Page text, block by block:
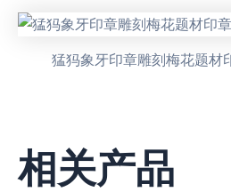
猛犸象牙印章雕刻梅花题材
相关产品